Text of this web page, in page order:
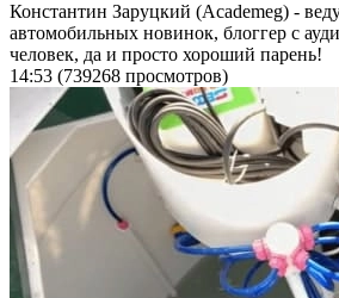
Константин Заруцкий (Academeg) -
автомобильных новинок, блоггер с
человек, да и просто хороший парень!
14:53 (739268 просмотров)